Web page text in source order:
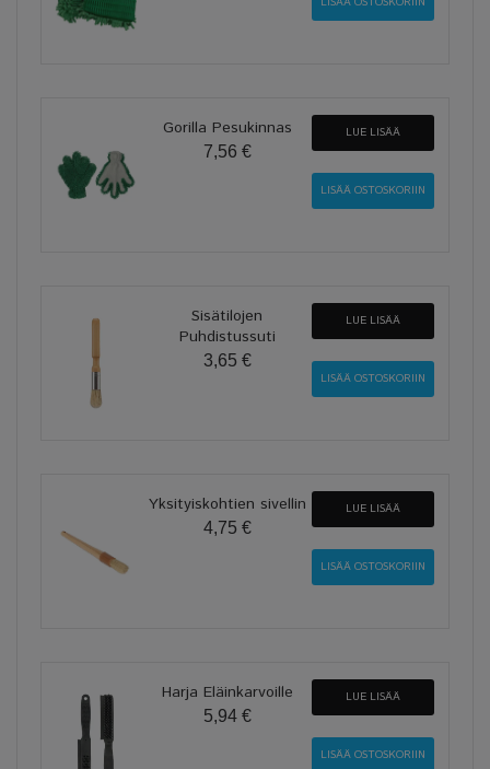
Gorilla Pesukinnas
7,56 €
LUE LISÄÄ
Sisätilojen
Puhdistussuti
3,65 €
LUE LISÄÄ
Yksityiskohtien sivellin
4,75 €
LUE LISÄÄ
Harja Eläinkarvoille
5,94 €
LUE LISÄÄ